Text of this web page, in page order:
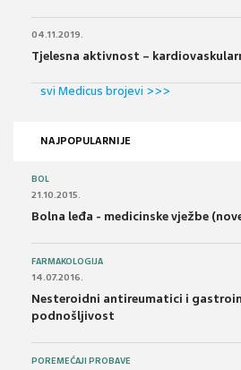
04.11.2019.
Tjelesna aktivnost –
svi Medicus brojevi >>>
NAJPOPULARNIJE
BOL
21.10.2015.
Bolna leđa - medicinske vježbe
FARMAKOLOGIJA
14.07.2016.
Nesteroidni antireumatici i
podnošljivost
POREMEĆAJI PROBAVE